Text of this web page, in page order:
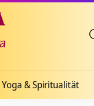
Yoga & Spiritualität